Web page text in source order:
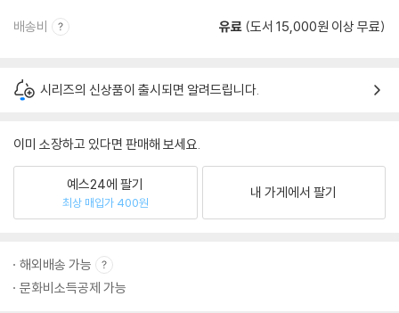
배송비 유료 (도서 15,000원 이상 무료)
시리즈의 신상품이 출시되면 알려드립니다.
이미 소장하고 있다면 판매해 보세요.
예스24에 팔기
최상 매입가 400원
내 가게에서 팔기
해외배송 가능
문화비소득공제 가능